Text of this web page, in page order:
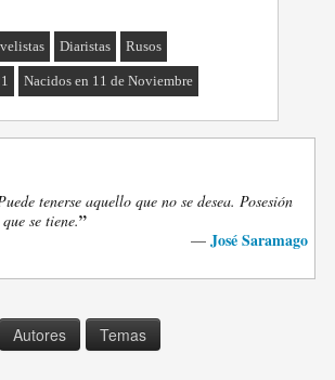
Diaristas Rusos
Nacidos en 11 de Noviembre
tenerse aquello que no se desea. Posesión
se tiene.”
— José Saramago
Autores Temas